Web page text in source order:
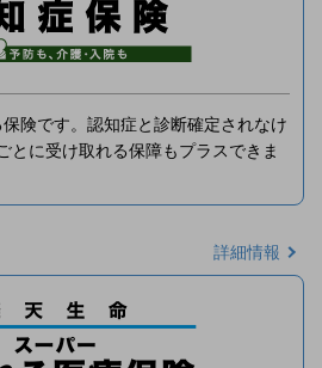
険です。認知症と診断確定されなけ
とに受け取れる保障もプラスできま
詳細情報